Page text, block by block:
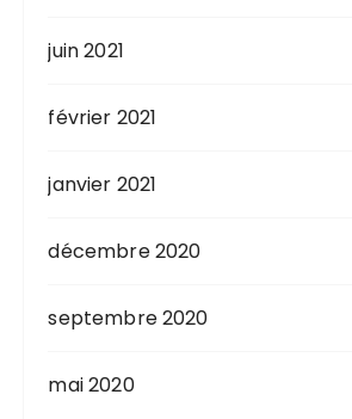
juin 2021
février 2021
janvier 2021
décembre 2020
septembre 2020
mai 2020